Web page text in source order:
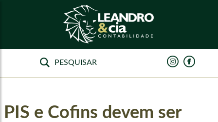
PIS e Cofins devem ser